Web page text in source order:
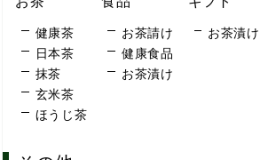
健康茶
日本茶
抹茶
玄米茶
ほうじ茶
お茶請け
健康食品
お茶漬け
お茶漬け